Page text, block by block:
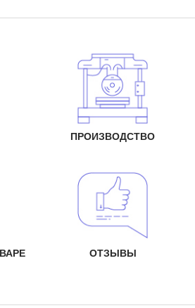
ПРОИЗВОДСТВО
ОТЗЫВЫ